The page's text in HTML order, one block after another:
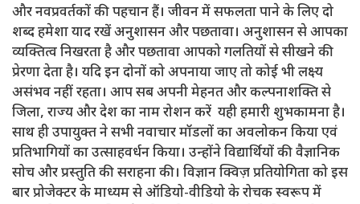
और नवप्रवर्तकों की पहचान हैं। जीवन में सफलता पाने के लिए दो
शब्द हमेशा याद रखें अनुशासन और पछतावा। अनुशासन से आपका
व्यक्तित्व निखरता है और पछतावा आपको गलतियों से सीखने की
प्रेरणा देता है। यदि इन दोनों को अपनाया जाए तो कोई भी लक्ष्य
असंभव नहीं रहता। आप सब अपनी मेहनत और कल्पनाशक्ति से
जिला, राज्य और देश का नाम रोशन करें यही हमारी शुभकामना है।
साथ ही उपायुक्त ने सभी नवाचार मॉडलों का अवलोकन किया एवं
प्रतिभागियों का उत्साहवर्धन किया। उन्होंने विद्यार्थियों की वैज्ञानिक
सोच और प्रस्तुति की सराहना की। विज्ञान क्विज़ प्रतियोगिता को इस
बार प्रोजेक्टर के माध्यम से ऑडियो-वीडियो के रोचक स्वरूप में